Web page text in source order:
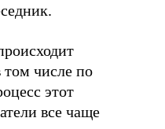
том числе по
этот
все чаще